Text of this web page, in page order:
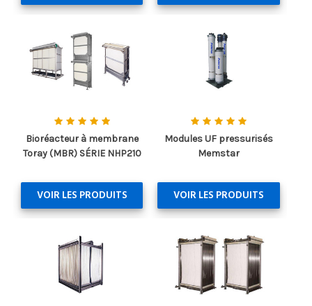
Bioréacteur à membrane
Toray (MBR) SÉRIE NHP210
VOIR LES PRODUITS
Modules UF pressurisés
Memstar
VOIR LES PRODUITS